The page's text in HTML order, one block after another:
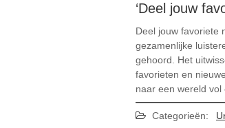
‘Deel jouw
Deel jouw favoriete
gezamenlijke
gehoord. Het
favorieten en
naar een wereld vol
Categorieën: